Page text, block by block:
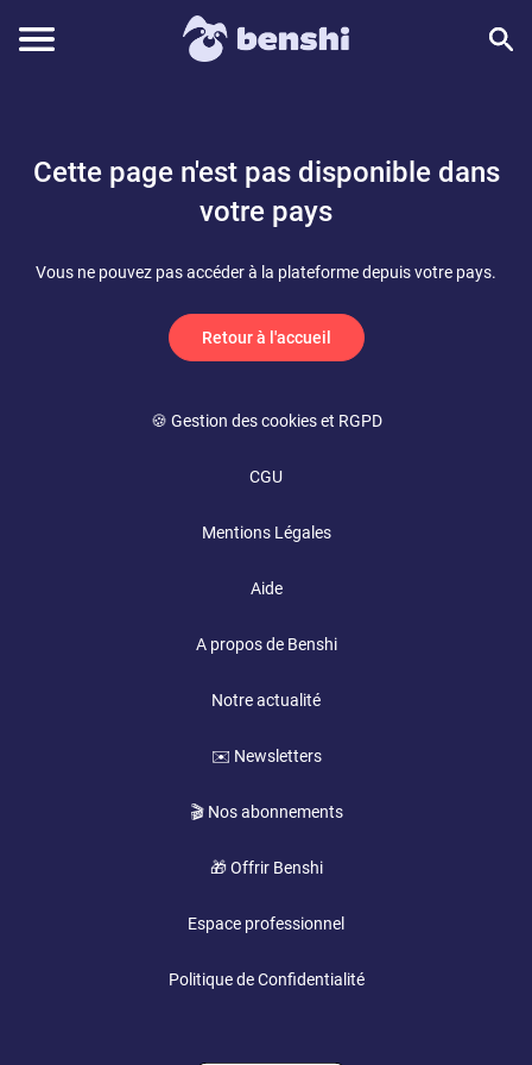
Cette page n'est pas disponible dans
votre pays
Vous ne pouvez pas accéder à la plateforme depuis votre pays.
Retour à l'accueil
🍪 Gestion des cookies et RGPD
CGU
Mentions Légales
Aide
A propos de Benshi
Notre actualité
✉️ Newsletters
🎬 Nos abonnements
🎁 Offrir Benshi
Espace professionnel
Politique de Confidentialité